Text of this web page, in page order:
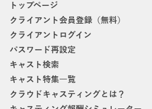
トップページ
クライアント会員登録（無料）
クライアントログイン
パスワード再設定
キャスト検索
キャスト特集一覧
クラウドキャスティングとは？